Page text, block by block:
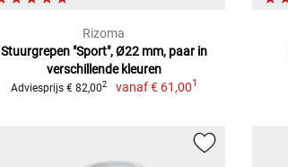
Rizoma
Stuurgrepen "Sport", Ø22 mm, paar in
verschillende kleuren
Adviesprijs € 82,002 vanaf€ 61,001